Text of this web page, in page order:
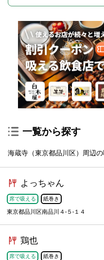
一覧から探す
海蔵寺（東京都品川区）周辺の
よっちゃん
席で吸える 紙巻き
東京都品川区南品川４-５-１４
鶏也
席で吸える 紙巻き